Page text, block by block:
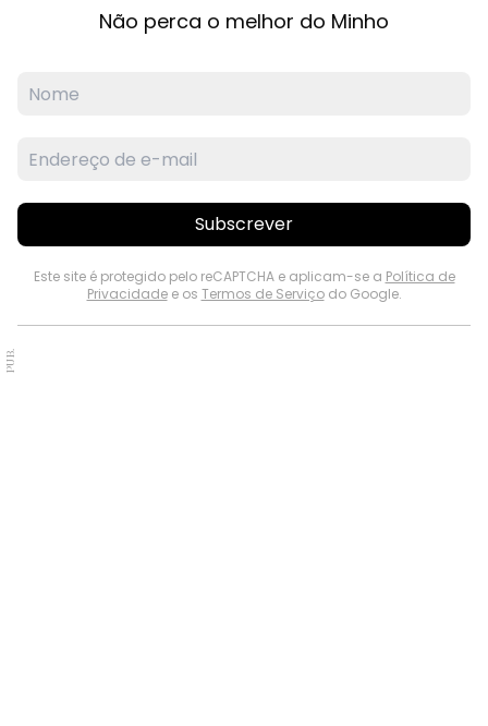
Não perca o melhor do Minho
Subscrever
Este site é protegido pelo reCAPTCHA e aplicam-se a Política de
Privacidadee os Termos de Serviçodo Google.
PUB.